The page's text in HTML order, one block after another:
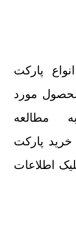
پارکت
مورد
مطالعه
پارکت
320 بلا کلیک اطلاعات